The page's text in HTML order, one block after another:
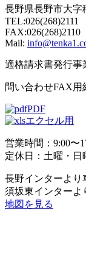
長野県長野市大字
TEL:026(268)2111
FAX:026(268)2110
Mail:
適格請求書発行事
問い合わせFAX用
PDF
エクセル用
営業時間：9:00〜
定休日：土曜・日
長野インターより
須坂東インターよ
地図を見る